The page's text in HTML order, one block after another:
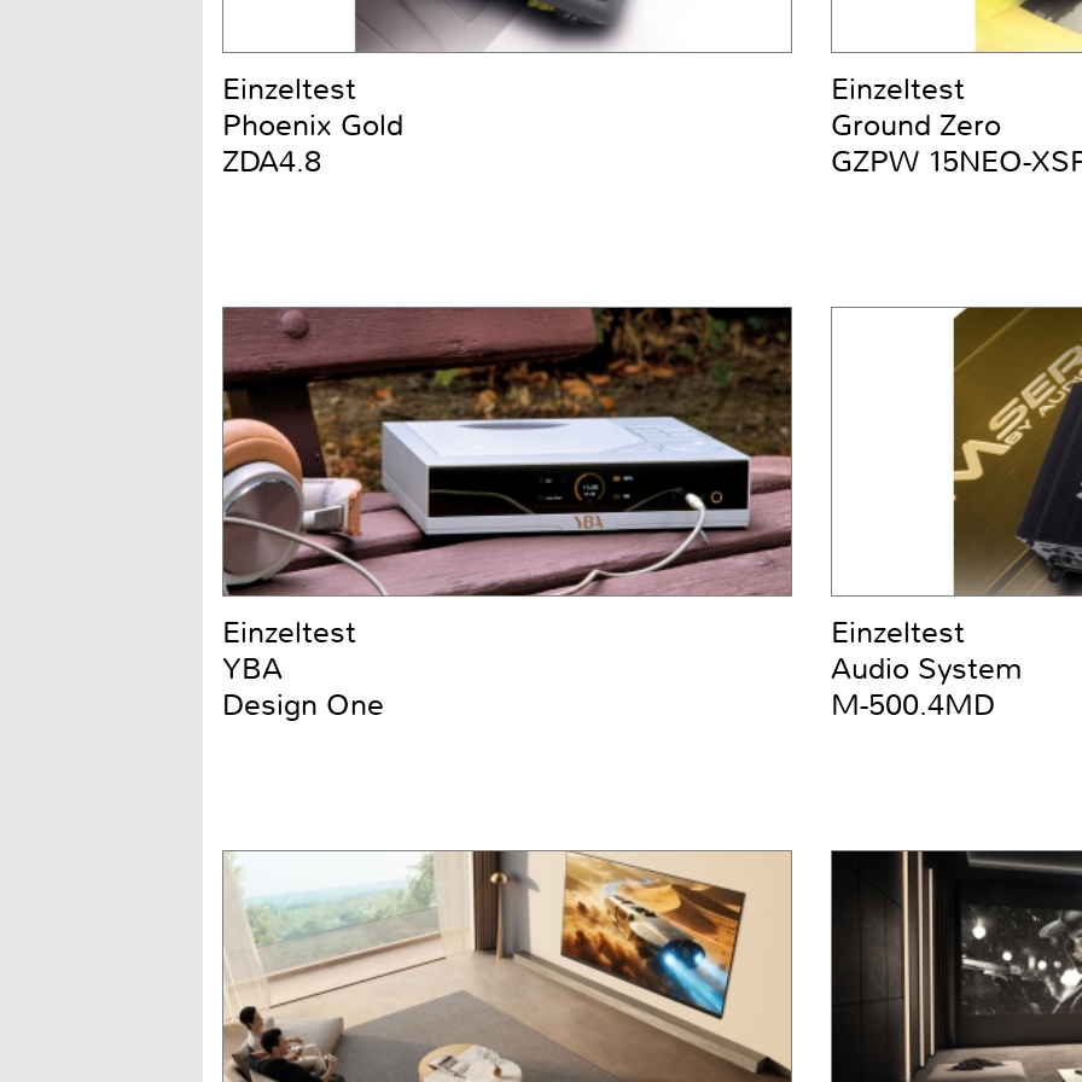
Einzeltest
Phoenix Gold
ZDA4.8
Einzeltest
Ground Zero
GZPW 15NEO-
Einzeltest
YBA
Design One
Einzeltest
Audio System
M-500.4MD